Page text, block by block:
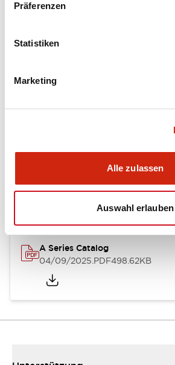
Präferenzen
Statistiken
Marketing
Alle zulassen
Auswahl erlauben
Mounting and Installation
Dokumente und Dateien
A Series Catalog
04/09/2025.PDF498.62KB